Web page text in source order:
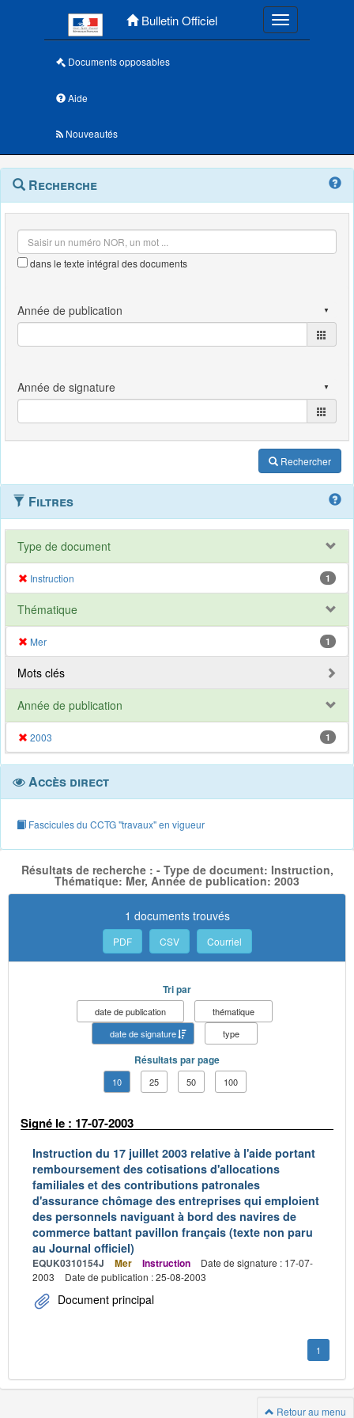
Bulletin Officiel Toggle
Documents opposables
Aide
Nouveautés
Navigation
outils
Menu
contextuel
Recherche
dans le texte intégral des documents
Rechercher
Filtres
Type de document
Instruction 1
Thématique
Mer 1
Mots clés
Année de publication
2003 1
Accès direct
Fascicules du CCTG "travaux" en vigueur
Résultats de recherche : - Type de document: Instruction,
Thématique: Mer, Année de publication: 2003
1 documents trouvés
PDF CSV Courriel
Tri par
date de publication
thématique
date de signature
type
Résultats par page
10 25 50 100
Signé le : 17-07-2003
Instruction du 17 juillet 2003 relative à l'aide portant
remboursement des cotisations d'allocations
familiales et des contributions patronales
d'assurance chômage des entreprises qui emploient
des personnels naviguant à bord des navires de
commerce battant pavillon français (texte non paru
au Journal officiel)
EQUK0310154J Mer Instruction
Date de signature : 17-07-
2003
Date de publication : 25-08-2003
Document principal
1
Retour au menu